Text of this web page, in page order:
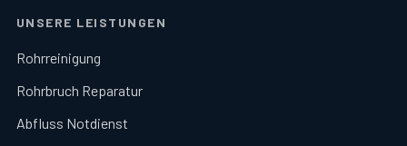
UNSERE LEISTUNGEN
Rohrreinigung
Rohrbruch Reparatur
Abfluss Notdienst